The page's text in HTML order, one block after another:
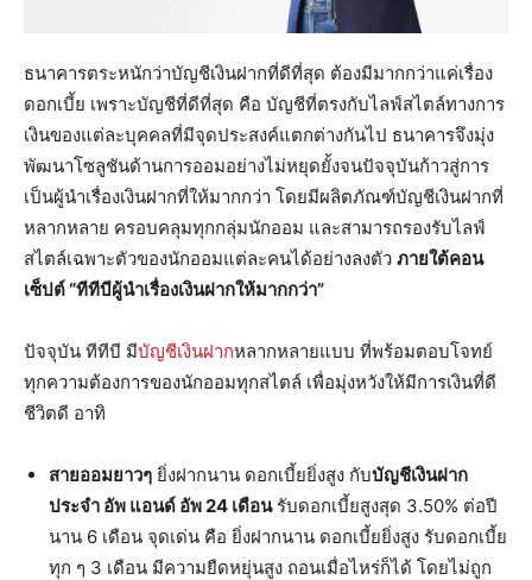
ธนาคารตระหนักว่าบัญชีเงินฝากที่ดีที่สุด ต้องมีมากกว่าแค่เรื่อง
ดอกเบี้ย เพราะบัญชีที่ดีที่สุด คือ บัญชีที่ตรงกับไลฟ์สไตล์ทางการ
เงินของแต่ละบุคคลที่มีจุดประสงค์แตกต่างกันไป ธนาคารจึงมุ่ง
พัฒนาโซลูชันด้านการออมอย่างไม่หยุดยั้งจนปัจจุบันก้าวสู่การ
เป็นผู้นำเรื่องเงินฝากที่ให้มากกว่า โดยมีผลิตภัณฑ์บัญชีเงินฝากที่
หลากหลาย ครอบคลุมทุกกลุ่มนักออม และสามารถรองรับไลฟ์
สไตล์เฉพาะตัวของนักออมแต่ละคนได้อย่างลงตัว ภายใต้คอน
เซ็ปต์ “ทีทีบีผู้นำเรื่องเงินฝากให้มากกว่า”
ปัจจุบัน ทีทีบี มีบัญชีเงินฝากหลากหลายแบบ ที่พร้อมตอบโจทย์
ทุกความต้องการของนักออมทุกสไตล์ เพื่อมุ่งหวังให้มีการเงินที่ดี
ชีวิตดี อาทิ
สายออมยาวๆ ยิ่งฝากนาน ดอกเบี้ยยิ่งสูง กับบัญชีเงินฝาก
ประจำ อัพ แอนด์ อัพ 24 เดือนรับดอกเบี้ยสูงสุด 3.50% ต่อปี
นาน 6 เดือน จุดเด่น คือ ยิ่งฝากนาน ดอกเบี้ยยิ่งสูง รับดอกเบี้ย
ทุก ๆ 3 เดือน มีความยืดหยุ่นสูง ถอนเมื่อไหร่ก็ได้ โดยไม่ถูก